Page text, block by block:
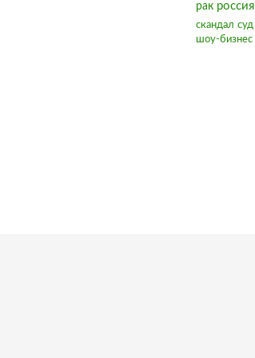
рак россия
скандал суд
шоу-бизнес